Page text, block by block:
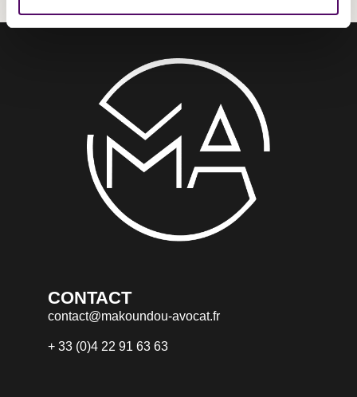
CONTACT
contact@makoundou-avocat.fr
+ 33 (0)4 22 91 63 63